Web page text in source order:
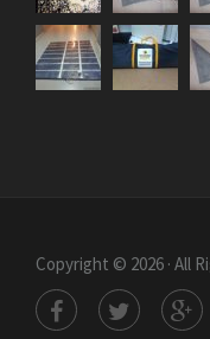
Copyright © 2026 · All